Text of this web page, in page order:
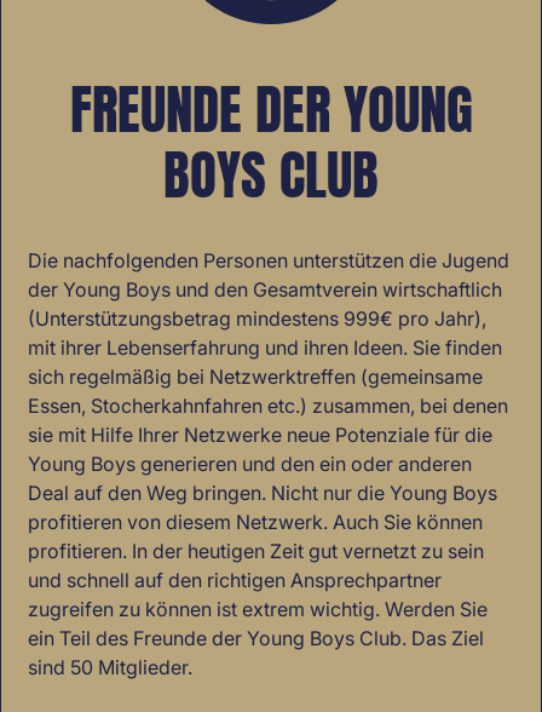
FREUNDE DER YOUNG
BOYS CLUB
Die nachfolgenden Personen unterstützen die Jugend
der Young Boys und den Gesamtverein wirtschaftlich
(Unterstützungsbetrag mindestens 999€ pro Jahr),
mit ihrer Lebenserfahrung und ihren Ideen. Sie finden
sich regelmäßig bei Netzwerktreffen (gemeinsame
Essen, Stocherkahnfahren etc.) zusammen, bei denen
sie mit Hilfe Ihrer Netzwerke neue Potenziale für die
Young Boys generieren und den ein oder anderen
Deal auf den Weg bringen. Nicht nur die Young Boys
profitieren von diesem Netzwerk. Auch Sie können
profitieren. In der heutigen Zeit gut vernetzt zu sein
und schnell auf den richtigen Ansprechpartner
zugreifen zu können ist extrem wichtig. Werden Sie
ein Teil des Freunde der Young Boys Club. Das Ziel
sind 50 Mitglieder.